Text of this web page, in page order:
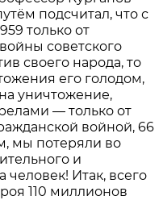
подсчитал, что с
только от
советского
своего народа, то
его голодом,
уничтожение,
— только от
войной, 66
мы потеряли во
и
Итак, всего
110 миллионов